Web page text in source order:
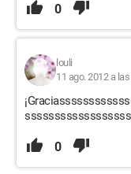
0
louli
11 ago. 2012 a
0